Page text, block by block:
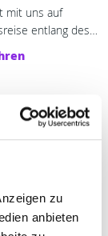
zu
anbieten
mit uns auf
entlang des
schönsten
am Bodensee.